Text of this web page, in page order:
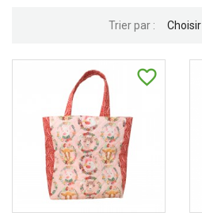
Trier par : Choisir
favorite_border